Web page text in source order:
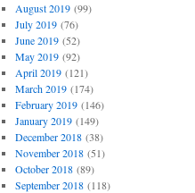
August 2019(99)
July 2019(76)
June 2019(52)
May 2019(92)
April 2019(121)
March 2019(174)
February 2019(146)
January 2019(149)
December 2018(38)
November 2018(51)
October 2018(89)
September 2018(118)